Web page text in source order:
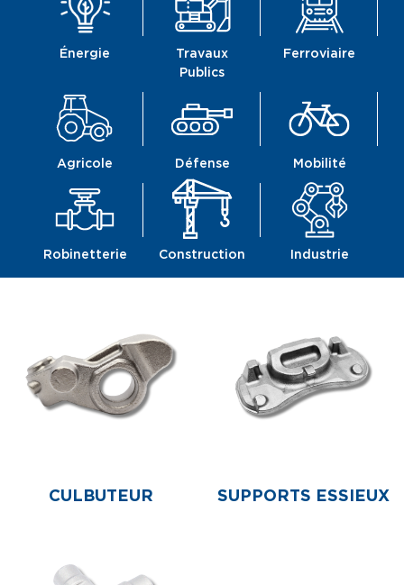
Énergie
Travaux
Publics
Ferroviaire
Agricole Défense Mobilité
Robinetterie Construction Industrie
CULBUTEUR SUPPORTS ESSIEUX